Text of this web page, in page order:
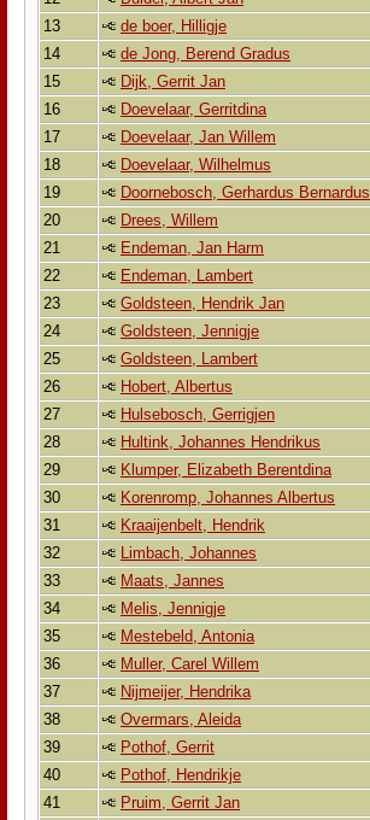
13
de boer, Hilligje
14
de Jong, Berend Gradus
15
Dijk, Gerrit Jan
16
Doevelaar, Gerritdina
17
Doevelaar, Jan Willem
18
Doevelaar, Wilhelmus
19
Doornebosch, Gerhardus Bernardus
20
Drees, Willem
21
Endeman, Jan Harm
22
Endeman, Lambert
23
Goldsteen, Hendrik Jan
24
Goldsteen, Jennigje
25
Goldsteen, Lambert
26
Hobert, Albertus
27
Hulsebosch, Gerrigjen
28
Hultink, Johannes Hendrikus
29
Klumper, Elizabeth Berentdina
30
Korenromp, Johannes Albertus
31
Kraaijenbelt, Hendrik
32
Limbach, Johannes
33
Maats, Jannes
34
Melis, Jennigje
35
Mestebeld, Antonia
36
Muller, Carel Willem
37
Nijmeijer, Hendrika
38
Overmars, Aleida
39
Pothof, Gerrit
40
Pothof, Hendrikje
41
Pruim, Gerrit Jan